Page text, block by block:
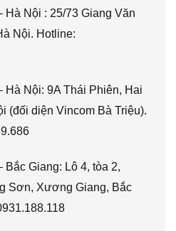
Hà Nội : 25/73 Giang Văn
Nội. Hotline:
Hà Nội: 9A Thái Phiên, Hai
(đối diện Vincom Bà Triệu).
Giang: Lô 4, tòa 2,
Sơn, Xương Giang, Bắc